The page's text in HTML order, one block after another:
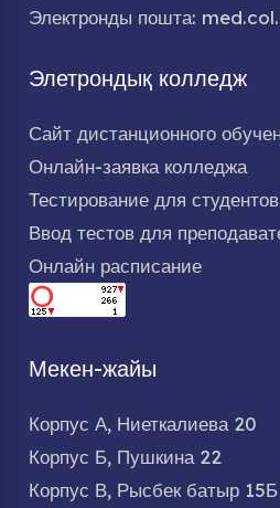
Электронды пошта:
Элетрондық колледж
Сайт дистанционного
Онлайн-заявка колледжа
Тестирование для студентов
Ввод тестов для
Онлайн расписание
Мекен-жайы
Корпус А, Ниеткалиева 20
Корпус Б, Пушкина 22
Корпус В, Рысбек батыр 15Б